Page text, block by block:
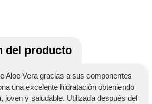
del producto
Aloe Vera gracias a sus componentes
una excelente hidratación obteniendo
joven y saludable. Utilizada después del